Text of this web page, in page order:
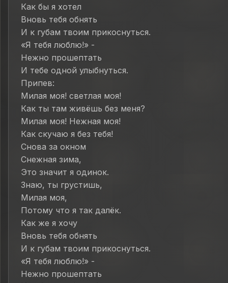
Как бы я хотел
Вновь тебя обнять
И к губам твоим прикоснуться.
«Я тебя люблю!» -
Нежно прошептать
И тебе одной улыбнуться.
Припев:
Милая моя! светлая моя!
Как ты там живёшь без меня?
Милая моя! Нежная моя!
Как скучаю я без тебя!
Снова за окном
Снежная зима,
Это значит я одинок.
Знаю, ты грустишь,
Милая моя,
Потому что я так далёк.
Как же я хочу
Вновь тебя обнять
И к губам твоим прикоснуться.
«Я тебя люблю!» -
Нежно прошептать